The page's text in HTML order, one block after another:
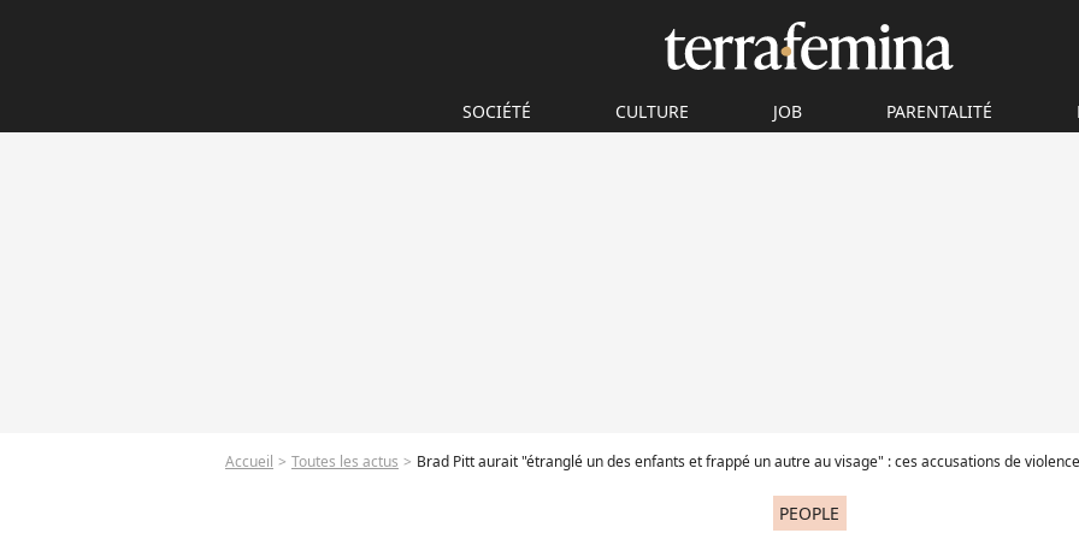
SOCIÉTÉ CULTURE JOB PARENTALITÉ
Accueil Toutes les actus Brad Pitt aurait "étranglé un des enfants et frappé un autre au visage" : ces accusations de violences à l'égard d'Angelina
PEOPLE